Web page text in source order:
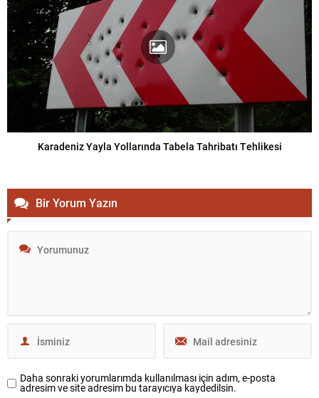
Karadeniz Yayla Yollarında Tabela Tahribatı Tehlikesi
Bir Yorum Yazın
Daha sonraki yorumlarımda kullanılması için adım, e-posta
adresim ve site adresim bu tarayıcıya kaydedilsin.